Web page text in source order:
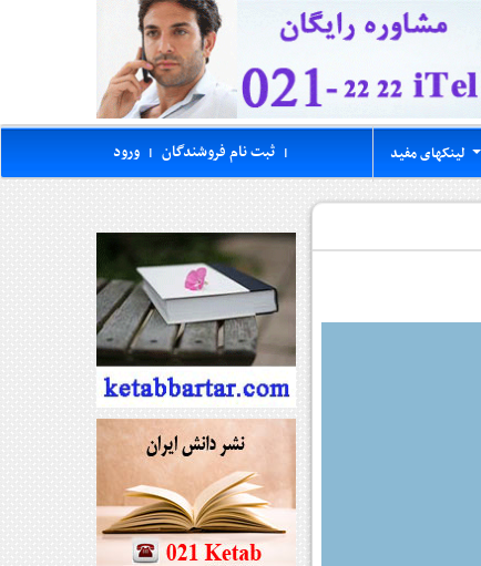
ورود | ثبت نام فروشندگان | لینکهای مفید